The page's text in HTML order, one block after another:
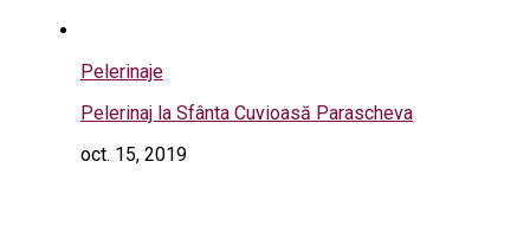
Pelerinaje
Pelerinaj la Sfânta Cuvioasă Parascheva
oct. 15, 2019